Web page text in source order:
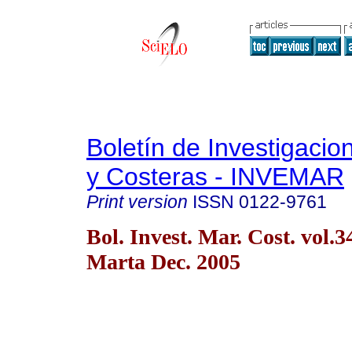
Boletín de
y Costeras - INVEMAR
Print version ISSN 0122-9761
Bol. Invest. Mar. Cost.
Marta Dec. 2005